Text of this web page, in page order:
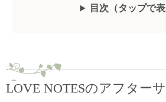
目次（タップで
LOVE NOTESのアフター